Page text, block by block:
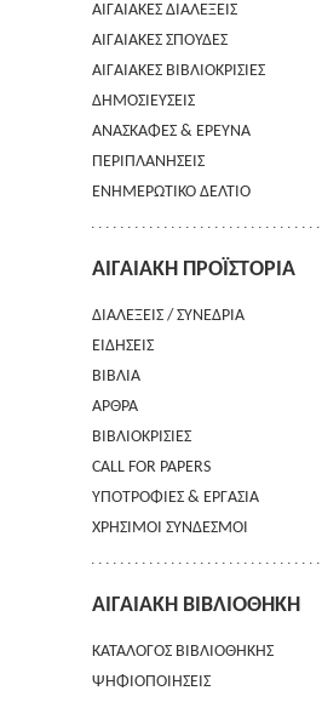
ΑΙΓΑΙΑΚΕΣ ΔΙΑΛΕΞΕΙΣ
ΠΛΗΡΟΦΟΡΙΕΣ
ΑΙΓΑΙΑΚΕΣ ΣΠΟΥΔΕΣ
ΠΛΗΡΟΦΟΡΙΕΣ
ΟΔΗΓΙΕΣ ΠΡΟΣ ΣΥΓΓΡΑΦΕΙΣ
ΟΡΟΙ ΧΡΗΣΗΣ
ΕΠΙΚΟΙΝΩΝΙΑ
ΑΙΓΑΙΑΚΕΣ ΒΙΒΛΙΟΚΡΙΣΙΕΣ
ΠΛΗΡΟΦΟΡΙΕΣ
ΔΗΜΟΣΙΕΥΣΕΙΣ
ΑΝΑΣΚΑΦΕΣ & ΕΡΕΥΝΑ
ΠΕΡΙΠΛΑΝΗΣΕΙΣ
ΕΝΗΜΕΡΩΤΙΚΟ ΔΕΛΤΙΟ
ΑΙΓΑΙΑΚΗ ΠΡΟΪΣΤΟΡΙΑ
ΔΙΑΛΕΞΕΙΣ / ΣΥΝΕΔΡΙΑ
ΕΙΔΗΣΕΙΣ
ΒΙΒΛΙΑ
ΑΡΘΡΑ
ΒΙΒΛΙΟΚΡΙΣΙΕΣ
CALL FOR PAPERS
ΥΠΟΤΡΟΦΙΕΣ & ΕΡΓΑΣΙΑ
ΧΡΗΣΙΜΟΙ ΣΥΝΔΕΣΜΟΙ
ΑΙΓΑΙΑΚΗ ΒΙΒΛΙΟΘΗΚΗ
ΚΑΤΑΛΟΓΟΣ ΒΙΒΛΙΟΘΗΚΗΣ
ΨΗΦΙΟΠΟΙΗΣΕΙΣ